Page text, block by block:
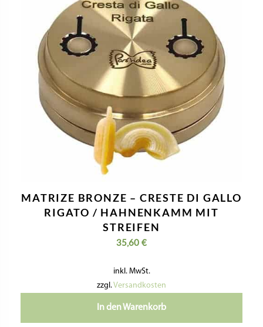
MATRIZE BRONZE – CRESTE DI GALLO
RIGATO / HAHNENKAMM MIT
STREIFEN
35,60 €
inkl. MwSt.
zzgl.Versandkosten
In den Warenkorb